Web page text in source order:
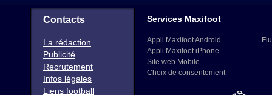
Contacts
La rédaction
Publicité
Recrutement
Infos légales
Liens football
Services Maxifoot
Appli Maxifoot Android
Appli Maxifoot iPhone
Site web Mobile
Choix de consentement